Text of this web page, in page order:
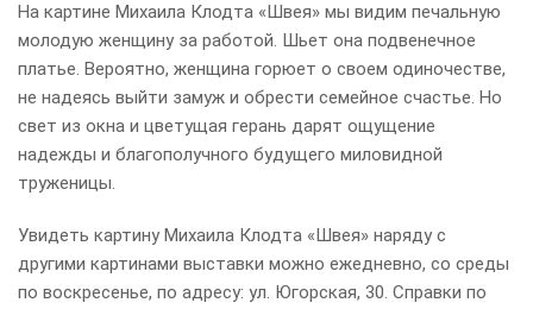
На картине Михаила Клодта «Швея» мы видим печальную
молодую женщину за работой. Шьет она подвенечное
платье. Вероятно, женщина горюет о своем одиночестве,
не надеясь выйти замуж и обрести семейное счастье. Но
свет из окна и цветущая герань дарят ощущение
надежды и благополучного будущего миловидной
труженицы.
Увидеть картину Михаила Клодта «Швея» наряду с
другими картинами выставки можно ежедневно, со среды
по воскресенье, по адресу: ул. Югорская, 30. Справки по